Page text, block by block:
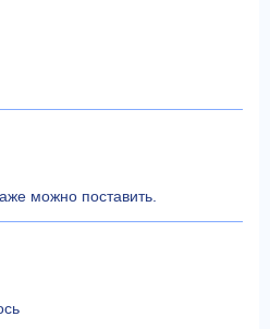
можно поставить.